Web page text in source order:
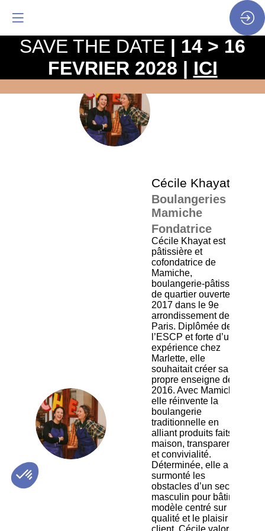
CK
CK
Cécile Khayat
Boulangeries
Mamiche
Fondatrice
Cécile Khayat est
pâtissière et
cofondatrice de
Mamiche,
boulangerie‑pâtisserie
de quartier ouverte en
2017 dans le 9e
arrondissement de
Paris. Diplômée de
l’ESCP et forte d’une
expérience chez
Marlette, elle
souhaitait créer sa
propre enseigne dès
2016. Avec Mamiche,
elle réinvente la
boulangerie
traditionnelle en
alliant produits faits
maison, transparence
et convivialité.
Déterminée, elle a
surmonté les
obstacles d’un secteur
masculin pour bâtir un
modèle centré sur la
qualité et le plaisir du
client. Cécile valorise
SAVE THE DATE | 14 > 16
FEVRIER 2028 | ICI